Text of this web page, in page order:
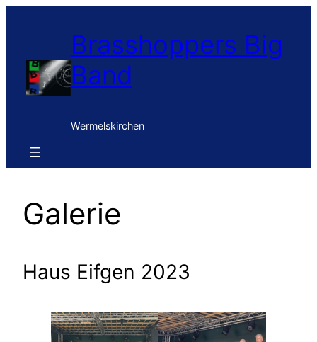
Brasshoppers Big
Band
Wermelskirchen
Galerie
Haus Eifgen 2023